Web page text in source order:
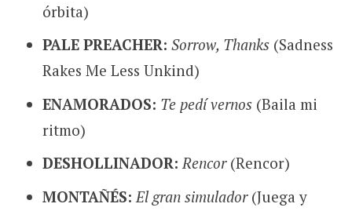
órbita)
PALE PREACHER: Sorrow, Thanks(Sadness
Rakes Me Less Unkind)
ENAMORADOS: Te pedí vernos(Baila mi
ritmo)
DESHOLLINADOR: Rencor(Rencor)
MONTAÑÉS: El gran simulador(Juega y